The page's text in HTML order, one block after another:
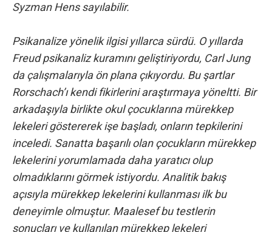
Syzman Hens sayılabilir.
Psikanalize yönelik ilgisi yıllarca sürdü. O yıllarda
Freud psikanaliz kuramını geliştiriyordu, Carl Jung
da çalışmalarıyla ön plana çıkıyordu. Bu şartlar
Rorschach’ı kendi fikirlerini araştırmaya yöneltti. Bir
arkadaşıyla birlikte okul çocuklarına mürekkep
lekeleri göstererek işe başladı, onların tepkilerini
inceledi. Sanatta başarılı olan çocukların mürekkep
lekelerini yorumlamada daha yaratıcı olup
olmadıklarını görmek istiyordu. Analitik bakış
açısıyla mürekkep lekelerini kullanması ilk bu
deneyimle olmuştur. Maalesef bu testlerin
sonuçları ve kullanılan mürekkep lekeleri